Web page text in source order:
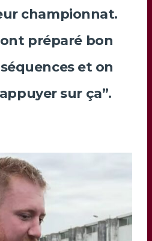
championnat.
préparé bon
et on
sur ça”.